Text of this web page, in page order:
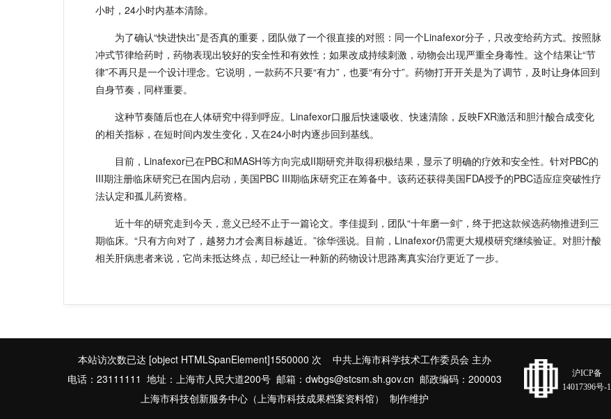
小时，24小时内基本清除。
为了确认“快进快出”是否真的重要，团队做了一个很直接的对照：同一个Linafexor分子，只改变给药方式。按照脉
冲式节律给药时，药物表现出较好的安全性和有效性；如果改成持续刺激，动物会出现严重全身毒性。这个结果让“节
律”不再只是一个设计理念。它说明，一款药不只要“有力”，也要“有分寸”。药物打开开关是为了调节，及时让身体回到
自身节奏，同样重要。
这种节奏随后也在人体研究中得到呼应。Linafexor口服后快速吸收、快速清除，反映FXR激活和胆汁酸合成变化
的相关指标，在短时间内发生变化，又在24小时内逐步回到基线。
目前，Linafexor已在PBC和MASH等方向完成II期研究并取得积极结果，显示了明确的疗效和安全性。针对PBC的
III期注册临床研究已在国内启动，美国PBC III期临床研究正在筹备中。该药还获得美国FDA授予的PBC适应症突破性疗
法认定和孤儿药资格。
近十年的研究走到今天，意义已经不止于一篇论文。李佳提到，团队“十年磨一剑”，终于把这款候选药物推进到三
期临床。“只有方向对了，越努力才会离目标越近。”徐华强说。目前，Linafexor仍需更大规模研究继续验证。对胆汁酸
相关肝病患者来说，它尚未抵达终点，却已经让一种新的药物设计思路离真实治疗更近了一步。
沪ICP备
14017396号-1
本站访次数已达 [object HTMLSpanElement]1550000 次 中共上海市科学技术工作委员会 主办
电话：23111111 地址：上海市人民大道200号 邮箱：dwbgs@stcsm.sh.gov.cn 邮政编码：200003
上海市科技创新服务中心（上海市科技成果档案资料馆） 制作维护